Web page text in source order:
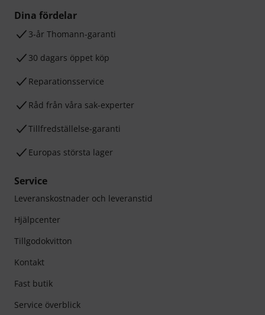
Dina fördelar
3-år Thomann-garanti
30 dagars öppet köp
Reparationsservice
Råd från våra sak-experter
Tillfredställelse-garanti
Europas största lager
Service
Leveranskostnader och leveranstid
Hjälpcenter
Tillgodokvitton
Kontakt
Fast butik
Service överblick